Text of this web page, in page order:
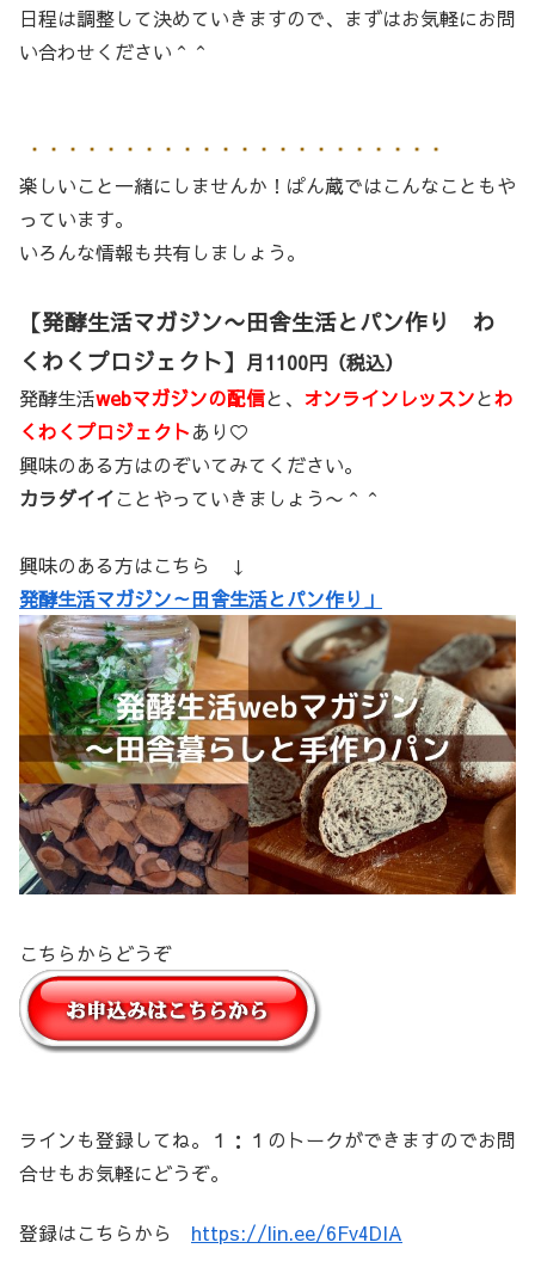
日程は調整して決めていきますので、まずはお気軽にお問
い合わせください＾＾
楽しいこと一緒にしませんか！ぱん蔵ではこんなこともや
っています。
いろんな情報も共有しましょう。
【発酵生活マガジン〜田舎生活とパン作り わ
くわくプロジェクト】 月1100円（税込）
発酵生活webマガジンの配信と、 オンラインレッスンとわ
くわくプロジェクトあり♡
興味のある方はのぞいてみてください。
カラダイイことやっていきましょう〜＾＾
興味のある方はこちら ↓
発酵生活マガジン～田舎生活とパン作り」
こちらからどうぞ
ラインも登録してね。１：１のトークができますのでお問
合せもお気軽にどうぞ。
登録はこちらから https://lin.ee/6Fv4DIA